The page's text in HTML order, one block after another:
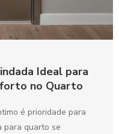
Ideal para
no Quarto
é prioridade para
para quarto se